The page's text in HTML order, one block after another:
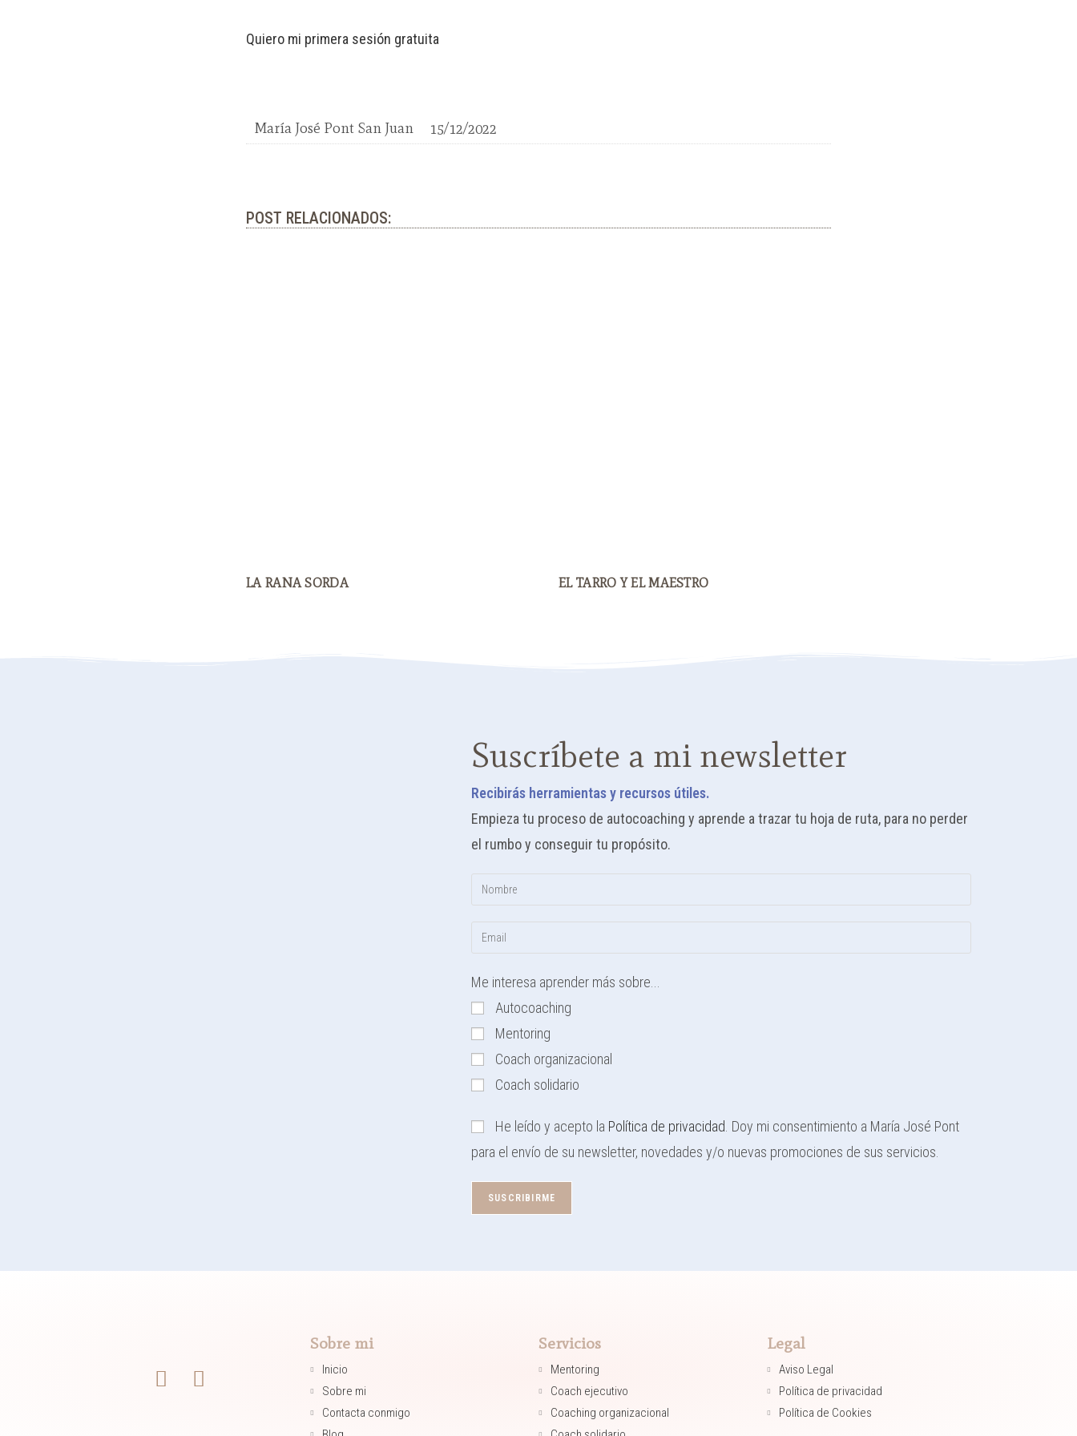
Quiero mi primera sesión gratuita
María José Pont San Juan 15/12/2022
POST RELACIONADOS:
LA RANA SORDA EL TARRO Y EL MAESTRO
Suscríbete a mi newsletter
Recibirás herramientas y recursos útiles.
Empieza tu proceso de autocoaching y aprende a trazar tu hoja de ruta, para no perder
el rumbo y conseguir tu propósito.
Me interesa aprender más sobre...
Autocoaching
Mentoring
Coach organizacional
Coach solidario
He leído y acepto la Política de privacidad. Doy mi consentimiento a María José Pont
para el envío de su newsletter, novedades y/o nuevas promociones de sus servicios.
Sobre mi
Inicio
Sobre mi
Contacta conmigo
Servicios
Mentoring​
Coach ejecutivo​
Coaching organizacional​
Legal
Aviso Legal
Política de privacidad
Política de Cookies